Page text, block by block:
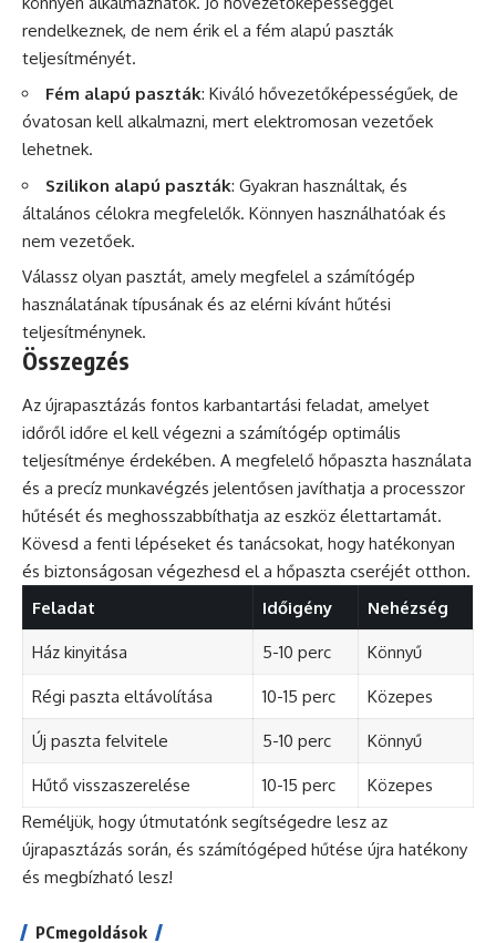
rendelkeznek, de nem érik el a fém alapú paszták
teljesítményét.
Fém alapú paszták: Kiváló hővezetőképességűek, de
óvatosan kell alkalmazni, mert elektromosan vezetőek
lehetnek.
Szilikon alapú paszták: Gyakran használtak, és
általános célokra megfelelők. Könnyen használhatóak és
nem vezetőek.
Válassz olyan pasztát, amely megfelel a számítógép
használatának típusának és az elérni kívánt hűtési
teljesítménynek.
Összegzés
Az újrapasztázás fontos karbantartási feladat, amelyet
időről időre el kell végezni a számítógép optimális
teljesítménye érdekében. A megfelelő hőpaszta használata
és a precíz munkavégzés jelentősen javíthatja a processzor
hűtését és meghosszabbíthatja az eszköz élettartamát.
Kövesd a fenti lépéseket és tanácsokat, hogy hatékonyan
és biztonságosan végezhesd el a hőpaszta cseréjét otthon.
Feladat
Időigény Nehézség
Ház kinyitása 5-10 perc Könnyű
Régi paszta eltávolítása 10-15 perc Közepes
Új paszta felvitele 5-10 perc Könnyű
Hűtő visszaszerelése 10-15 perc
Közepes
Reméljük, hogy útmutatónk segítségedre lesz az
újrapasztázás során, és számítógéped hűtése újra hatékony
és megbízható lesz!
PCmegoldások